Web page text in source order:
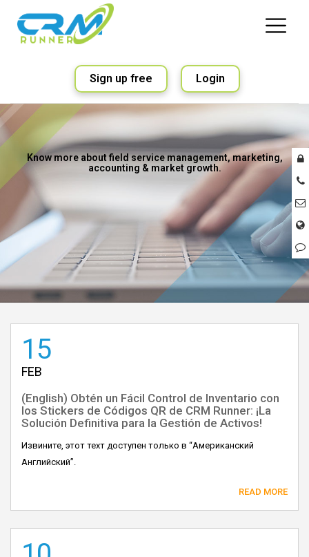
Sign up free Login
Know more about field service management, marketing,
accounting & market growth.
15
FEB
(English) Obtén un Fácil Control de Inventario con
los Stickers de Códigos QR de CRM Runner: ¡La
Solución Definitiva para la Gestión de Activos!
Извините, этот техт доступен только в “Американский
Английский”.
READ MORE